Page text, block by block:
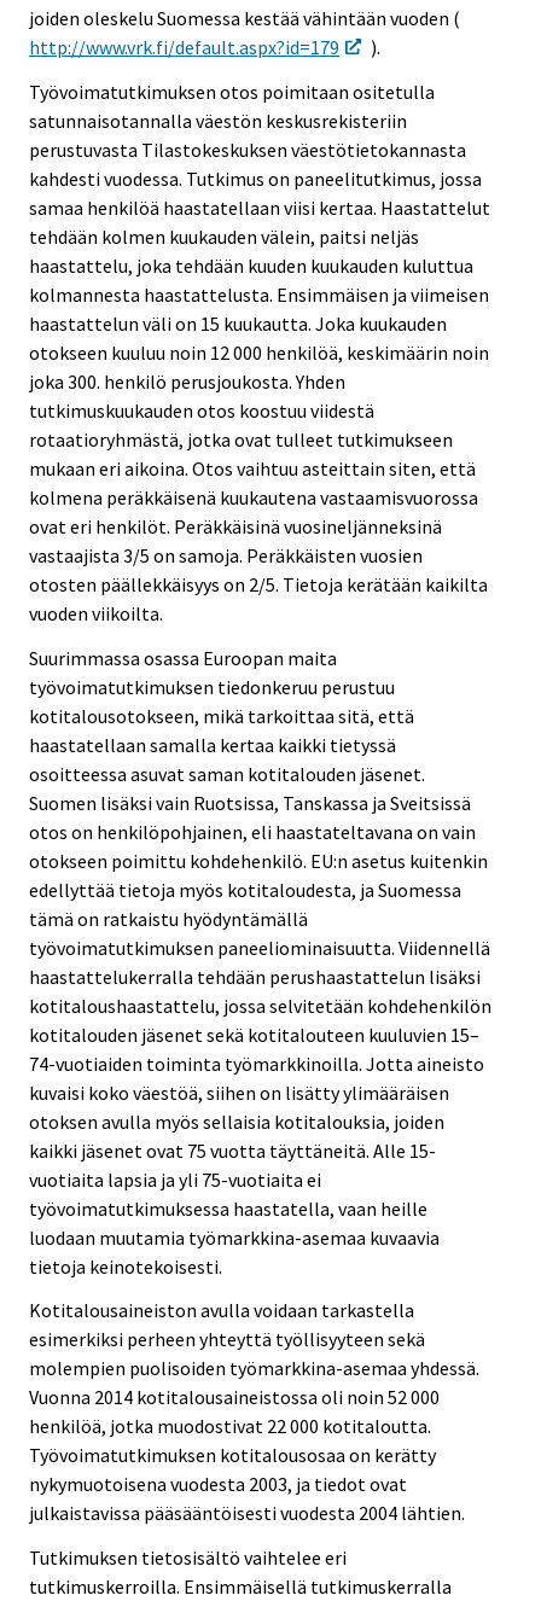
joiden oleskelu Suomessa kestää vähintään vuoden (
http://www.vrk.fi/default.aspx?id=179
).
Työvoimatutkimuksen otos poimitaan ositetulla
satunnaisotannalla väestön keskusrekisteriin
perustuvasta Tilastokeskuksen väestötietokannasta
kahdesti vuodessa. Tutkimus on paneelitutkimus, jossa
samaa henkilöä haastatellaan viisi kertaa. Haastattelut
tehdään kolmen kuukauden välein, paitsi neljäs
haastattelu, joka tehdään kuuden kuukauden kuluttua
kolmannesta haastattelusta. Ensimmäisen ja viimeisen
haastattelun väli on 15 kuukautta. Joka kuukauden
otokseen kuuluu noin 12 000 henkilöä, keskimäärin noin
joka 300. henkilö perusjoukosta. Yhden
tutkimuskuukauden otos koostuu viidestä
rotaatioryhmästä, jotka ovat tulleet tutkimukseen
mukaan eri aikoina. Otos vaihtuu asteittain siten, että
kolmena peräkkäisenä kuukautena vastaamisvuorossa
ovat eri henkilöt. Peräkkäisinä vuosineljänneksinä
vastaajista 3/5 on samoja. Peräkkäisten vuosien
otosten päällekkäisyys on 2/5. Tietoja kerätään kaikilta
vuoden viikoilta.
Suurimmassa osassa Euroopan maita
työvoimatutkimuksen tiedonkeruu perustuu
kotitalousotokseen, mikä tarkoittaa sitä, että
haastatellaan samalla kertaa kaikki tietyssä
osoitteessa asuvat saman kotitalouden jäsenet.
Suomen lisäksi vain Ruotsissa, Tanskassa ja Sveitsissä
otos on henkilöpohjainen, eli haastateltavana on vain
otokseen poimittu kohdehenkilö. EU:n asetus kuitenkin
edellyttää tietoja myös kotitaloudesta, ja Suomessa
tämä on ratkaistu hyödyntämällä
työvoimatutkimuksen paneeliominaisuutta. Viidennellä
haastattelukerralla tehdään perushaastattelun lisäksi
kotitaloushaastattelu, jossa selvitetään kohdehenkilön
kotitalouden jäsenet sekä kotitalouteen kuuluvien 15–
74-vuotiaiden toiminta työmarkkinoilla. Jotta aineisto
kuvaisi koko väestöä, siihen on lisätty ylimääräisen
otoksen avulla myös sellaisia kotitalouksia, joiden
kaikki jäsenet ovat 75 vuotta täyttäneitä. Alle 15-
vuotiaita lapsia ja yli 75-vuotiaita ei
työvoimatutkimuksessa haastatella, vaan heille
luodaan muutamia työmarkkina-asemaa kuvaavia
tietoja keinotekoisesti.
Kotitalousaineiston avulla voidaan tarkastella
esimerkiksi perheen yhteyttä työllisyyteen sekä
molempien puolisoiden työmarkkina-asemaa yhdessä.
Vuonna 2014 kotitalousaineistossa oli noin 52 000
henkilöä, jotka muodostivat 22 000 kotitaloutta.
Työvoimatutkimuksen kotitalousosaa on kerätty
nykymuotoisena vuodesta 2003, ja tiedot ovat
julkaistavissa pääsääntöisesti vuodesta 2004 lähtien.
Tutkimuksen tietosisältö vaihtelee eri
tutkimuskerroilla. Ensimmäisellä tutkimuskerralla